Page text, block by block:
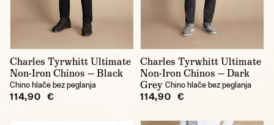
Charles Tyrwhitt Ultimate
Non-Iron Chinos — Black
Chino hlače bez peglanja
114,90 €
Charles Tyrwhitt Ultimate
Non-Iron Chinos — Dark
Grey Chino hlače bez peglanja
114,90 €